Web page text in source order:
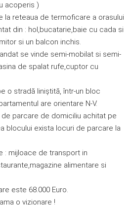
acoperis )
la reteaua de termoficare a orasului
din : hol,bucatarie,baie cu cada si
si un balcon inchis.
se vinde semi-mobilat si semi-
de spalat rufe,cuptor cu
o stradă liniștită, într-un bloc
are orientare N-V.
de parcare de domiciliu achitat pe
blocului exista locuri de parcare la
: mijloace de transport in
alimentare si
este 68.000 Euro.
o vizionare !